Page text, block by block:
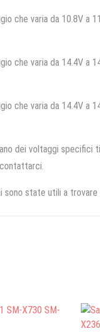
che varia da 10.8V a
che varia da 14.4V a
che varia da 14.4V a
dei voltaggi specifici
sono state utili a